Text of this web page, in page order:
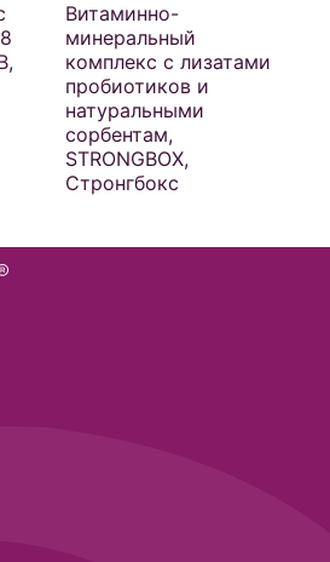
Витаминно-
минеральный
комплекс с лизатами
пробиотиков и
натуральными
сорбентам,
STRONGBOX,
Стронгбокс